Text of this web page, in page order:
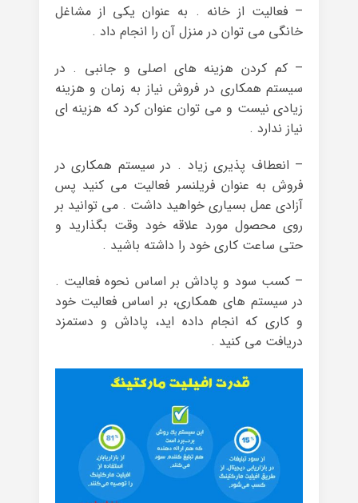
– فعالیت از خانه . به عنوان یکی از مشاغل
خانگی می توان در منزل آن را انجام داد .
– کم کردن هزینه های اصلی و جانبی . در
سیستم همکاری در فروش نیاز به زمان و هزینه
زیادی نیست و می توان عنوان کرد که هزینه ای
نیاز ندارد .
– انعطاف پذیری زیاد . در سیستم همکاری در
فروش به عنوان فریلنسر فعالیت می کنید پس
آزادی عمل بسیاری خواهید داشت . می توانید بر
روی محصول مورد علاقه خود وقت بگذارید و
حتی ساعت کاری خود را داشته باشید .
– کسب سود و پاداش بر اساس نحوه فعالیت .
در سیستم های همکاری، بر اساس فعالیت خود
و کاری که انجام داده اید، پاداش و دستمزد
دریافت می کنید .